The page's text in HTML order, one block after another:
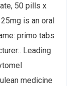
50 pills x
is an oral
primo tabs
Leading
medicine